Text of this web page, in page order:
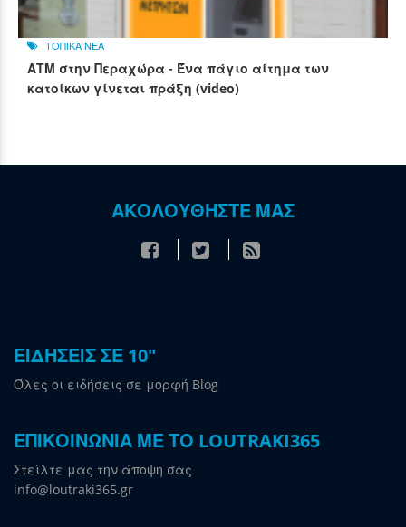
ΤΟΠΙΚΑ ΝΕΑ
ΑΤΜ στην Περαχώρα - Ένα πάγιο αίτημα των
κατοίκων γίνεται πράξη (video)
ΑΚΟΛΟΥΘΗΣΤΕ ΜΑΣ
ΕΙΔΗΣΕΙΣ ΣΕ 10"
Όλες οι ειδήσεις σε μορφή Blog
ΕΠΙΚΟΙΝΩΝΙΑ ΜΕ ΤΟ LOUTRAKI365
Στείλτε μας την άποψη σας
info@loutraki365.gr